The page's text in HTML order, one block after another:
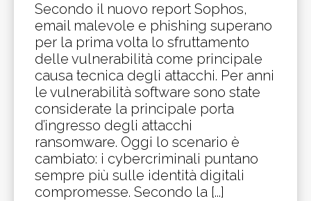
Secondo il nuovo report Sophos,
email malevole e phishing superano
per la prima volta lo sfruttamento
delle vulnerabilità come principale
causa tecnica degli attacchi. Per anni
le vulnerabilità software sono state
considerate la principale porta
d’ingresso degli attacchi
ransomware. Oggi lo scenario è
cambiato: i cybercriminali puntano
sempre più sulle identità digitali
compromesse. Secondo la [...]